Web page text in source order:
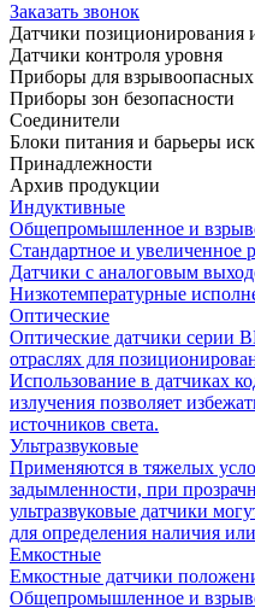
Заказать звонок
Датчики позиционирования
Датчики контроля уровня
Приборы для взрывоопасных
Приборы зон безопасности
Соединители
Блоки питания и барьеры
Принадлежности
Архив продукции
Индуктивные
Общепромышленное и
Стандартное и увеличенное
Датчики с аналоговым
Низкотемпературные
Оптические
Оптические датчики серии
отраслях для
Использование в датчиках
излучения позволяет
источников света.
Ультразвуковые
Применяются в тяжелых
задымленности, при
ультразвуковые датчики
для определения наличия
Емкостные
Емкостные датчики
Общепромышленное и